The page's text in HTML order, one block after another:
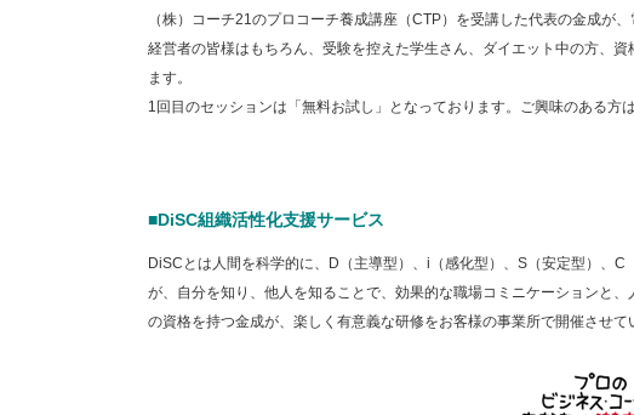
（株）コーチ21のプロコーチ養成講座（CTP）を受講した代表の金成が
経営者の皆様はもちろん、受験を控えた学生さん、ダイエット中の方、
ます。
1回目のセッションは「無料お試し」となっております。ご興味のある方
■DiSC組織活性化支援サービス
DiSCとは人間を科学的に、D（主導型）、i（感化型）、S（安定型）、
が、自分を知り、他人を知ることで、効果的な職場コミニケーションと
の資格を持つ金成が、楽しく有意義な研修をお客様の事業所で開催させ